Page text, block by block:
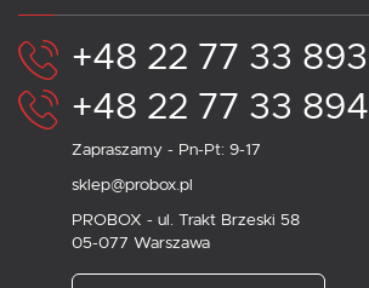
+48 22 77 33 893
+48 22 77 33 894
Zapraszamy - Pn-Pt: 9-17
sklep@probox.pl
PROBOX - ul. Trakt Brzeski 58
05-077 Warszawa